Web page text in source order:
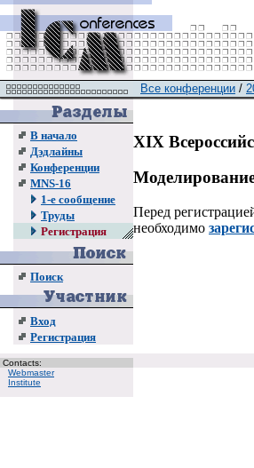
В начало
Дэдлайны
Конференции
MNS-16
1-е сообщение
Труды
Регистрация
Поиск
Вход
Регистрация
Все конференции /
XIX
Перед
необходимо
Contacts:
Webmaster
Institute